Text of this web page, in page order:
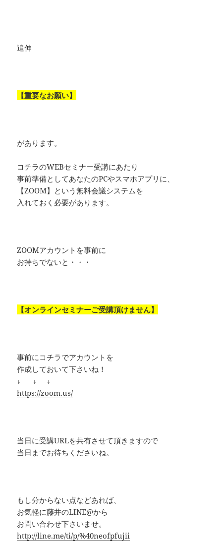
追伸
【重要なお願い】
があります。
コチラのWEBセミナー受講にあたり
事前準備としてあなたのPCやスマホアプリに、
【ZOOM】という無料会議システムを
入れておく必要があります。
ZOOMアカウントを事前に
お持ちでないと・・・
【オンラインセミナーご受講頂けません】
事前にコチラでアカウントを
作成しておいて下さいね！
↓ ↓ ↓
https://zoom.us/
当日に受講URLを共有させて頂きますので
当日までお待ちくださいね。
もし分からない点などあれば、
お気軽に藤井のLINE@から
お問い合わせ下さいませ。
http://line.me/ti/p/%40neofpfujii